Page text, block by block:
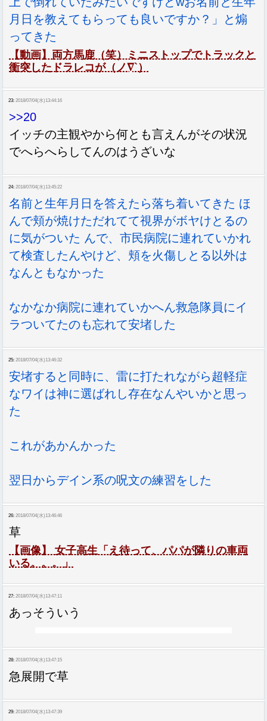
月日を教えてもらっても良いですか？」と煽
ってきた
【動画】両方馬鹿（笑）ミニストップでトラックと
衝突したドラレコが（ノ∇`）
23: 2018/07/04(水)13:44:16
>>20
イッチの主観やから何とも言えんがその状況
でへらへらしてんのはうざいな
24: 2018/07/04(水)13:45:22
名前と生年月日を答えたら落ち着いてきた ほ
んで頬が焼けただれてて視界がボヤけとるの
に気がついた んで、市民病院に連れていかれ
て検査したんやけど、頬を火傷しとる以外は
なんともなかった
なかなか病院に連れていかへん救急隊員にイ
ラついてたのも忘れて安堵した
25: 2018/07/04(水)13:46:32
安堵すると同時に、雷に打たれながら超軽症
なワイは神に選ばれし存在なんやいかと思っ
た
これがあかんかった
翌日からデイン系の呪文の練習をした
26: 2018/07/04(水)13:46:46
草
【画像】 女子高生「え待って、パパが隣りの車両
いる。。。」
27: 2018/07/04(水)13:47:11
あっそういう
28: 2018/07/04(水)13:47:15
急展開で草
29: 2018/07/04(水)13:47:39